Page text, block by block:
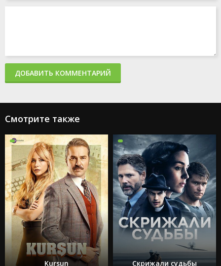
ДОБАВИТЬ КОММЕНТАРИЙ
Смотрите также
Kursun Скрижали судьбы